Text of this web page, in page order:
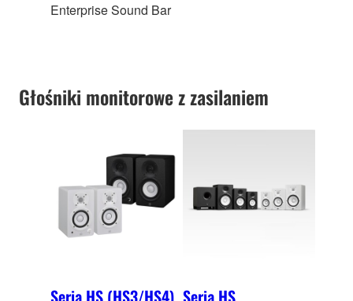
Enterprise Sound Bar
Głośniki monitorowe z zasilaniem